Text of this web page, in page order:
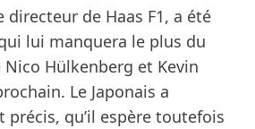
directeur de Haas F1, a été
lui manquera le plus du
Hülkenberg et Kevin
Le Japonais a
qu’il espère toutefois